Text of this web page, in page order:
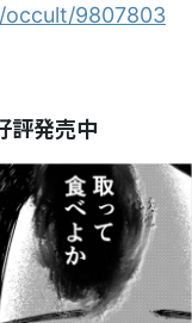
9807803
評発売中